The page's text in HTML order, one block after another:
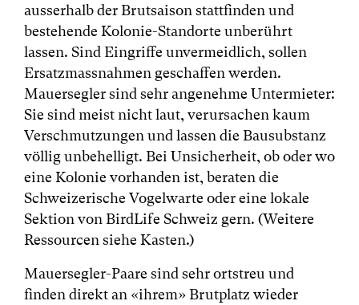
ausserhalb der Brutsaison stattfinden und
bestehende Kolonie-Standorte unberührt
lassen. Sind Eingriffe unvermeidlich, sollen
Ersatzmassnahmen geschaffen werden.
Mauersegler sind sehr angenehme Untermieter:
Sie sind meist nicht laut, verursachen kaum
Verschmutzungen und lassen die Bausubstanz
völlig unbehelligt. Bei Unsicherheit, ob oder wo
eine Kolonie vorhanden ist, beraten die
Schweizerische Vogelwarte oder eine lokale
Sektion von BirdLife Schweiz gern. (Weitere
Ressourcen siehe Kasten.)
Mauersegler-Paare sind sehr ortstreu und
finden direkt an «ihrem» Brutplatz wieder